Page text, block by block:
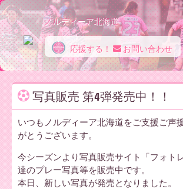
ノ
ル
デ
ノルディーア北海道
応援する！ お問い合わせ
写真販売 第4弾発売中！！
いつもノルディーア北海道をご支援ご声
がとうございます。
今シーズンより写真販売サイト「フォト
達のプレー写真等を販売中です。
本日、新しい写真が発売となりました。